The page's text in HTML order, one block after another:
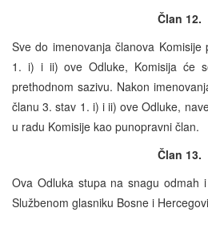
Član 12.
Sve do imenovanja članova
1. i) i ii) ove Odluke, Komisija će
prethodnom sazivu. Nakon
članu 3. stav 1. i) i ii) ove Odluke,
u radu Komisije kao punopravni član.
Član 13.
Ova Odluka stupa na snagu odmah
Službenom glasniku Bosne i